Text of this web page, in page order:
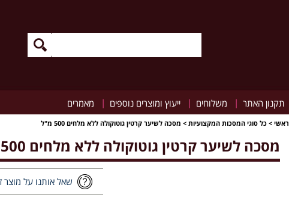
תקנון האתר | משלוחים | ייעוץ ומוצרים נוספים | מאמרים
ראשי > כל סוגי המסכות המקצועיות > מסכה לשיער קרטין גוטוקולה ללא מלחים 500 מ"ל
מסכה לשיער קרטין גוטוקולה ללא מלחים 500 מ"ל
שאל אותנו על מוצר